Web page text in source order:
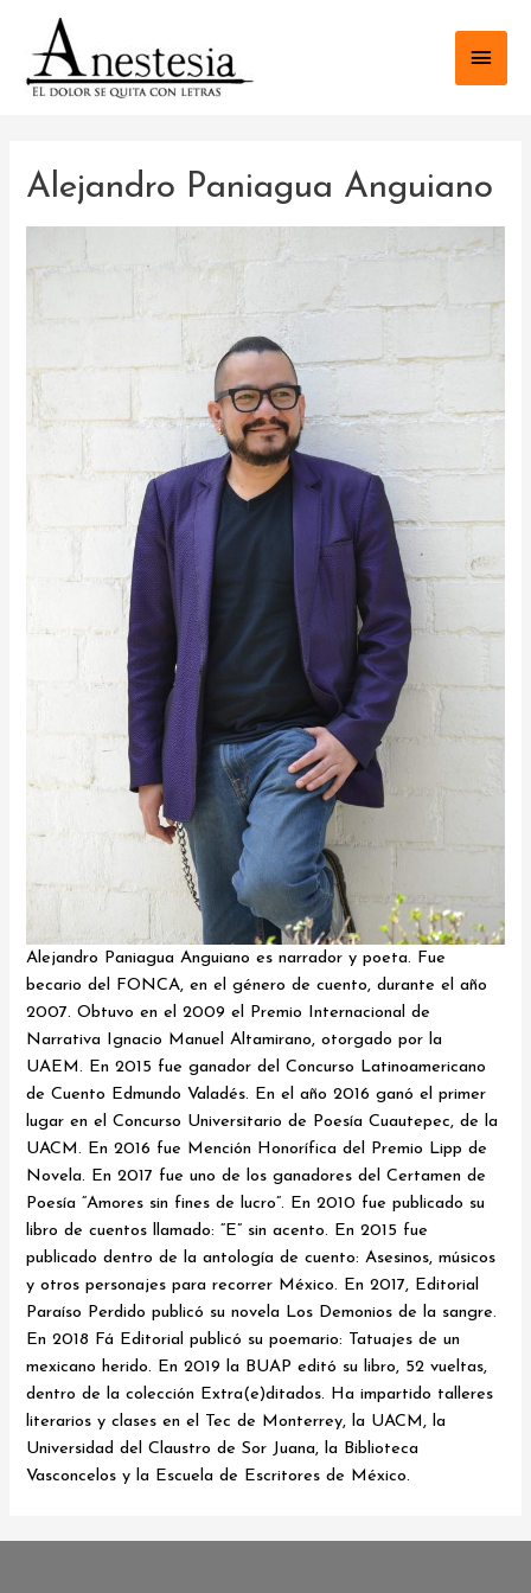
contenido
Alejandro Paniagua Anguiano
Alejandro Paniagua Anguiano es narrador y poeta. Fue
becario del FONCA, en el género de cuento, durante el año
2007. Obtuvo en el 2009 el Premio Internacional de
Narrativa Ignacio Manuel Altamirano, otorgado por la
UAEM. En 2015 fue ganador del Concurso Latinoamericano
de Cuento Edmundo Valadés. En el año 2016 ganó el primer
lugar en el Concurso Universitario de Poesía Cuautepec, de la
UACM. En 2016 fue Mención Honorífica del Premio Lipp de
Novela. En 2017 fue uno de los ganadores del Certamen de
Poesía “Amores sin fines de lucro”. En 2010 fue publicado su
libro de cuentos llamado: “E” sin acento. En 2015 fue
publicado dentro de la antología de cuento: Asesinos, músicos
y otros personajes para recorrer México. En 2017, Editorial
Paraíso Perdido publicó su novela Los Demonios de la sangre.
En 2018 Fá Editorial publicó su poemario: Tatuajes de un
mexicano herido. En 2019 la BUAP editó su libro, 52 vueltas,
dentro de la colección Extra(e)ditados. Ha impartido talleres
literarios y clases en el Tec de Monterrey, la UACM, la
Universidad del Claustro de Sor Juana, la Biblioteca
Vasconcelos y la Escuela de Escritores de México.